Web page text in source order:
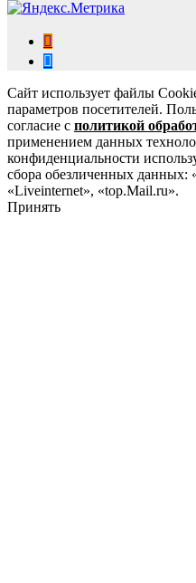
Сайт использует файлы
параметров посетителей.
согласие с политикой
применением данных
конфиденциальности
сбора обезличенных данных:
«Liveinternet», «top.Mail.ru».
Принять